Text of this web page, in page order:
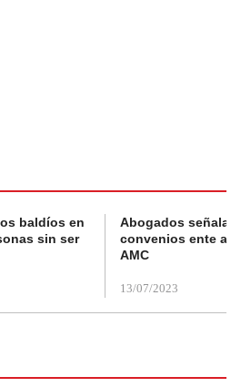
baldíos en
sin ser
Abogados
convenios ente
AMC
13/07/2023